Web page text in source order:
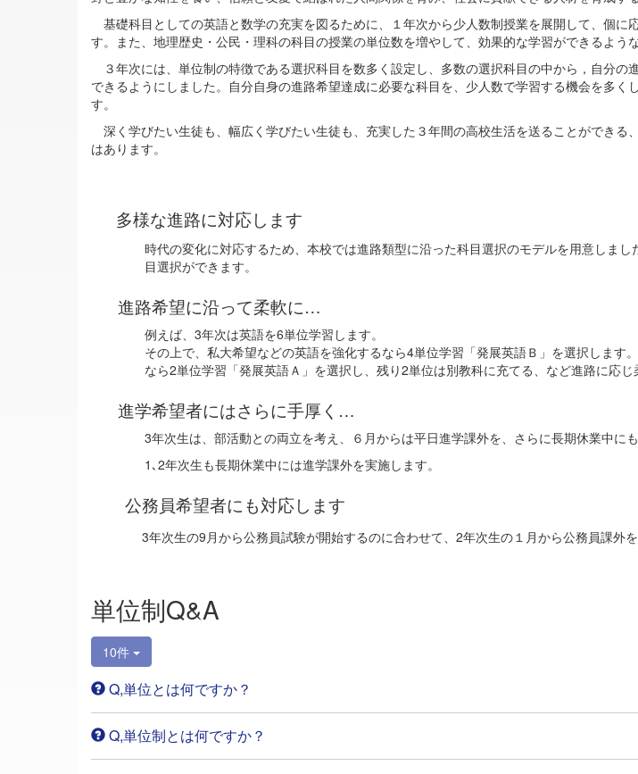
基礎科目としての英語と数学の充実を図るために、１年次から少人数制授業を展開して、個に
す。また、地理歴史・公民・理科の科目の授業の単位数を増やして、効果的な学習ができるよう
３年次には、単位制の特徴である選択科目を数多く設定し、多数の選択科目の中から，自分の
できるようにしました。自分自身の進路希望達成に必要な科目を、少人数で学習する機会を多く
す。
深く学びたい生徒も、幅広く学びたい生徒も、充実した３年間の高校生活を送ることができる
はあります。
多様な進路に対応します
時代の変化に対応するため、本校では進路類型に沿った科目選択のモデルを用意しま
目選択ができます。
進路希望に沿って柔軟に…
例えば、3年次は英語を6単位学習します。
その上で、私大希望などの英語を強化するなら4単位学習「発展英語Ｂ」を選択します
なら2単位学習「発展英語Ａ」を選択し、残り2単位は別教科に充てる、など進路に応じ
進学希望者にはさらに手厚く…
3年次生は、部活動との両立を考え、６月からは平日進学課外を、さらに長期休業中に
1､2年次生も長期休業中には進学課外を実施します。
公務員希望者にも対応します
3年次生の9月から公務員試験が開始するのに合わせて、2年次生の１月から公務員課外を
単位制Q&A
10件
Q,単位とは何ですか？
Q,単位制とは何ですか？